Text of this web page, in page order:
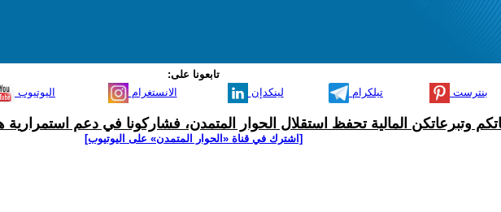
تابعونا على:
اليوتيوب الانستغرام لينكدإن تيلكرام بنترست
وتبرعاتكن المالية تحفظ استقلال الحوار المتمدن، فشاركونا في دعم استمرارية
[اشترك في قناة ‫«الحوار المتمدن» على اليوتيوب]